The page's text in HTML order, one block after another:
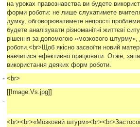
на уроках правознавства ви будете
форми роботи: не лише слухатимете
думку, обговорюватимете непрості
будете аналізувати різноманітні життєві
рішення за допомогою «мозкового штурму»,
роботи.<br>Щоб якісно засвоїти новий
навчитися ефективно працювати. Отже,
використання деяких форм роботи.
- <br>
-
[[Image:Vs.jpg]]
<br><br>«Мозковий